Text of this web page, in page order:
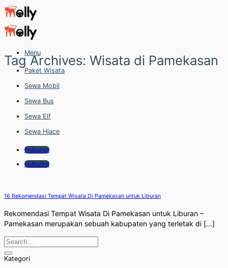
Skip
to
content
Menu
Paket Wisata
Sewa Mobil
Sewa Bus
Sewa Elf
Sewa Hiace
Hubungi
Hubungi
Tag Archives: Wisata di Pamekasan
16 Rekomendasi Tempat Wisata Di Pamekasan untuk Liburan
Rekomendasi Tempat Wisata Di Pamekasan untuk Liburan –
Pamekasan merupakan sebuah kabupaten yang terletak di [...]
Kategori